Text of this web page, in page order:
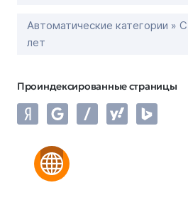
Автоматические категории »
лет
Проиндексированные страницы